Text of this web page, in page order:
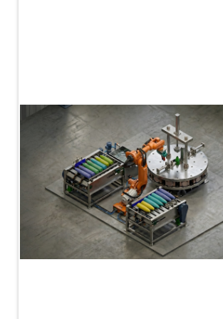
Air Compressor
Supply Of Suction Lubrication System
Cyclic Spin Test Facility
Mobile Hydraulic Flushing Rig
Hydraulic Powerpack And Actuator
Manufacturer
Mobile Test Facility For Aircraft Engines
Test Rig For OBIGGS
Oxygen Enrichment Facility
Stun Shell Composition Filling &
Machine